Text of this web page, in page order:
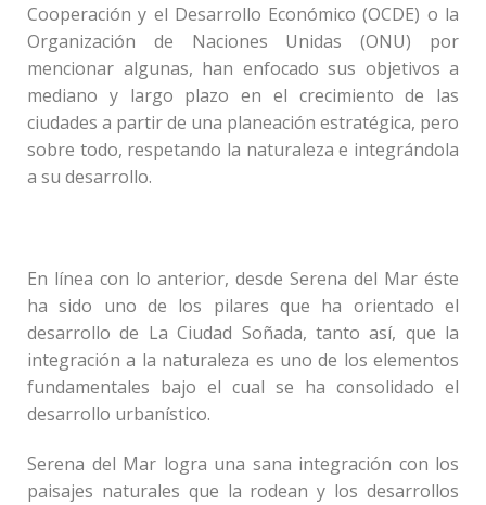
Cooperación y el Desarrollo Económico (OCDE) o la
Organización de Naciones Unidas (ONU) por
mencionar algunas, han enfocado sus objetivos a
mediano y largo plazo en el crecimiento de las
ciudades a partir de una planeación estratégica, pero
sobre todo, respetando la naturaleza e integrándola
a su desarrollo.
En línea con lo anterior, desde Serena del Mar éste
ha sido uno de los pilares que ha orientado el
desarrollo de La Ciudad Soñada, tanto así, que la
integración a la naturaleza es uno de los elementos
fundamentales bajo el cual se ha consolidado el
desarrollo urbanístico.
Serena del Mar logra una sana integración con los
paisajes naturales que la rodean y los desarrollos